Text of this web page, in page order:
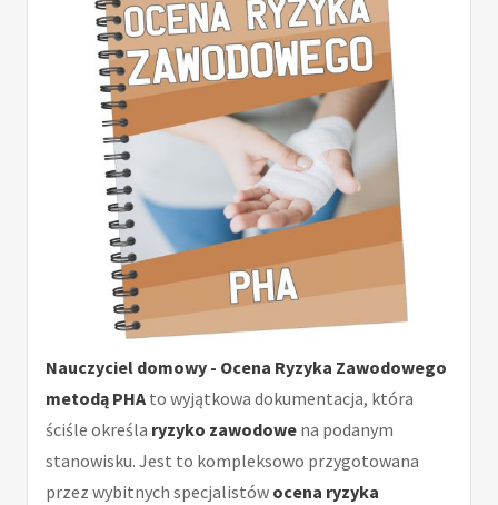
Nauczyciel domowy - Ocena Ryzyka Zawodowego
metodą PHA to wyjątkowa dokumentacja, która
ściśle określa ryzyko zawodowe na podanym
stanowisku. Jest to kompleksowo przygotowana
przez wybitnych specjalistów ocena ryzyka